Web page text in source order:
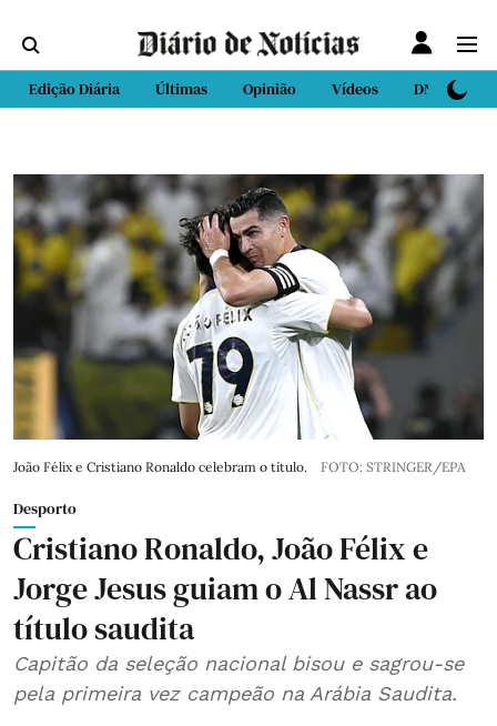
Edição Diária Últimas Opinião Vídeos DN Sport
João Félix e Cristiano Ronaldo celebram o título. FOTO: STRINGER/EPA
Desporto
Cristiano Ronaldo, João Félix e
Jorge Jesus guiam o Al Nassr ao
título saudita
Capitão da seleção nacional bisou e sagrou-se
pela primeira vez campeão na Arábia Saudita.